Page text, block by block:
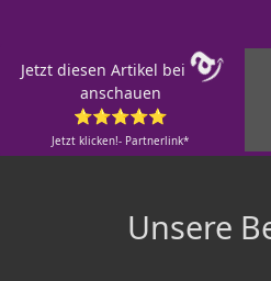
Jetzt diesen Artikel bei
anschauen
⭐⭐⭐⭐⭐
Jetzt klicken!- Partnerlink*
Unsere